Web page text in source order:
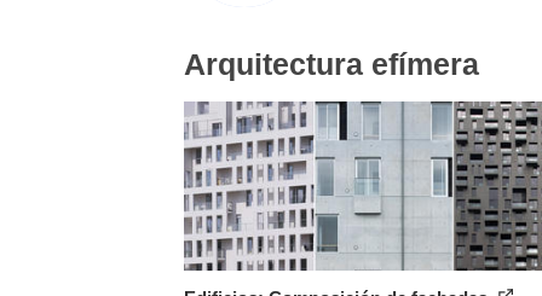
Arquitectura efímera